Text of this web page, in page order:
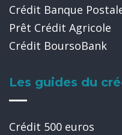
Crédit Banque
Prêt Crédit Agricole
Crédit BoursoBank
Les guides du
Crédit 500 euros